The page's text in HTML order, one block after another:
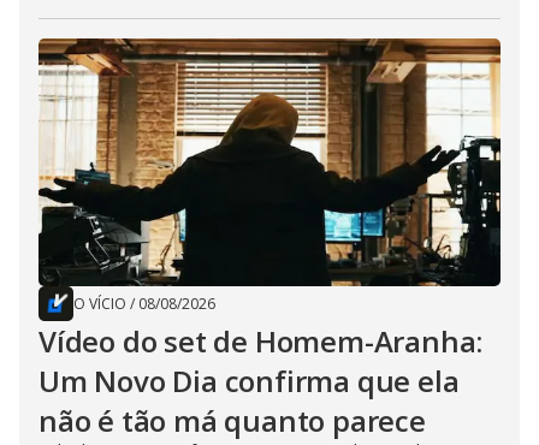
O VÍCIO / 08/08/2026
Vídeo do set de Homem-Aranha:
Um Novo Dia confirma que ela
não é tão má quanto parece